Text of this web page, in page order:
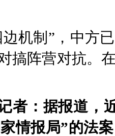
机制”，中方
搞阵营对抗。
者：据报道
情报局”的法